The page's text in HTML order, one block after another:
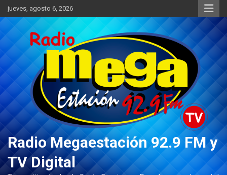
Saltar
al
contenido
jueves, agosto 6, 2026
Radio Megaestación 92.9 FM y
TV Digital